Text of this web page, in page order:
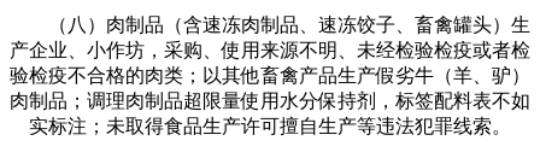
（八）肉制品（含速冻肉制品、速冻饺子、畜禽罐头）生
产企业、小作坊，采购、使用来源不明、未经检验检疫或者检
验检疫不合格的肉类；以其他畜禽产品生产假劣牛（羊、驴）
肉制品；调理肉制品超限量使用水分保持剂，标签配料表不如
实标注；未取得食品生产许可擅自生产等违法犯罪线索。